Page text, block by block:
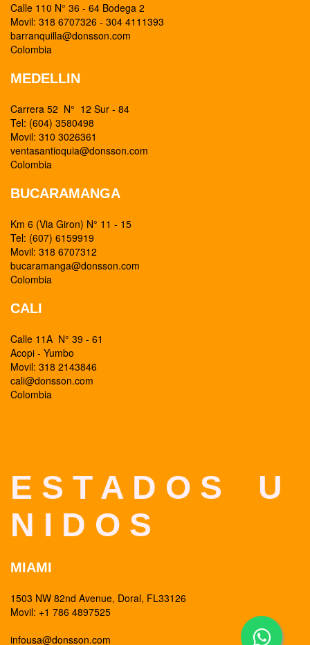
Calle 110 N° 36 - 64 Bodega 2
Movil: 318 6707326 - 304 4111393
barranquilla@donsson.com
Colombia
MEDELLIN
Carrera 52 N° 12 Sur - 84
Tel: (604) 3580498
Movil: 310 3026361
ventasantioquia@donsson.com
Colombia
BUCARAMANGA
Km 6 (Via Giron) N° 11 - 15
Tel: (607) 6159919
Movil: 318 6707312
bucaramanga@donsson.com
Colombia
CALI
Calle 11A N° 39 - 61
Acopi - Yumbo
Movil: 318 2143846
cali@donsson.com
Colombia
E S T A D O S U
N I D O S
MIAMI
1503 NW 82nd Avenue, Doral, FL33126
Movil: +1 786 4897525
infousa@donsson.com